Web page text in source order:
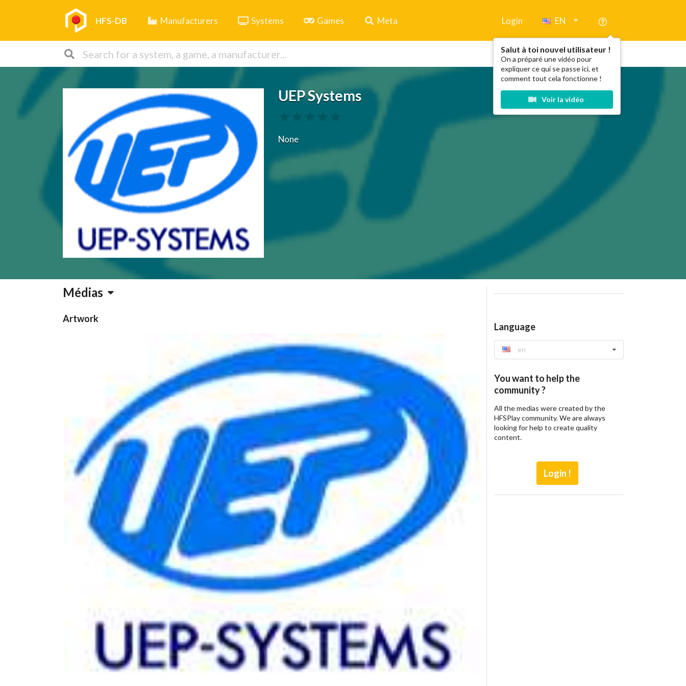
HFS-DB Manufacturers Systems Games Meta Login EN
Salut à toi nouvel utilisateur !
On a préparé une vidéo pour
expliquer ce qui se passe ici, et
comment tout cela fonctionne !
Voir la vidéo
Drop your files on this page to add to the current database item
UEP Systems
None
Médias
Artwork
View
Language
en
You want to help the
community ?
All the medias were created by the
HFSPlay community. We are always
looking for help to create quality
content.
Login !